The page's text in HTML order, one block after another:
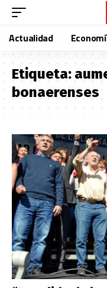
Actualidad
Etiqueta:
bonaerenses